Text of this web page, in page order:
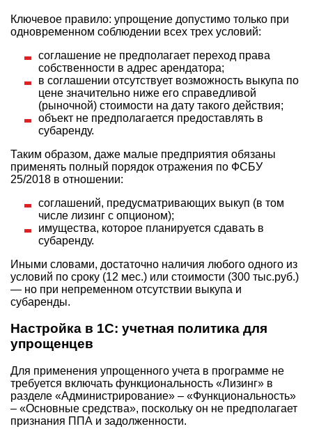
Ключевое правило: упрощение допустимо только при
одновременном соблюдении всех трех условий:
соглашение не предполагает переход права
собственности в адрес арендатора;
в соглашении отсутствует возможность выкупа по
цене значительно ниже его справедливой
(рыночной) стоимости на дату такого действия;
объект не предполагается предоставлять в
субаренду.
Таким образом, даже малые предприятия обязаны
применять полный порядок отражения по ФСБУ
25/2018 в отношении:
соглашений, предусматривающих выкуп (в том
числе лизинг с опционом);
имущества, которое планируется сдавать в
субаренду.
Иными словами, достаточно наличия любого одного из
условий по сроку (12 мес.) или стоимости (300 тыс.руб.)
— но при непременном отсутствии выкупа и
субаренды.
Настройка в 1С: учетная политика для
упрощенцев
Для применения упрощенного учета в программе не
требуется включать функциональность «Лизинг» в
разделе «Администрирование» – «Функциональность»
– «Основные средства», поскольку он не предполагает
признания ППА и задолженности.